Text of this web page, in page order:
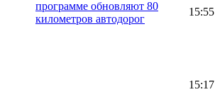
программе обновляют 80
километров автодорог
15:55
15:17